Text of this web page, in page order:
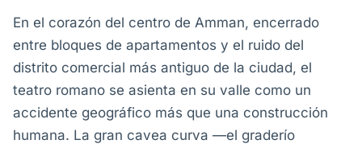
En el corazón del centro de Amman, encerrado
entre bloques de apartamentos y el ruido del
distrito comercial más antiguo de la ciudad, el
teatro romano se asienta en su valle como un
accidente geográfico más que una construcción
humana. La gran cavea curva —el graderío